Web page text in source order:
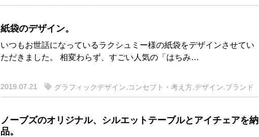
紙袋のデザイン。
いつもお世話になっているラクシュミー様の紙袋をデザインさせてい
ただきました。 相変わらず、すごい人気の「はちみ…
2019.07.21 グラフィックデザイン,コンセプト・考え方,デザイン,ブランド
ノーブズのオリジナル、シルエットテーブルとアイチェアを納
品。